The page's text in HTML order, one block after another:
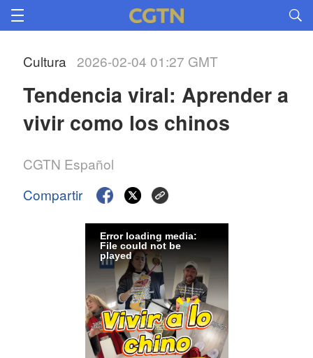
Cultura 2026-02-04 01:27 GMT
Tendencia viral: Aprender a
vivir como los chinos
CGTN Español
Compartir
Error loading media:
File could not be
played